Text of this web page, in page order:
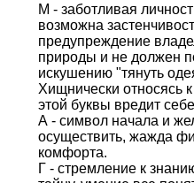
М - заботливая
возможна
предупреждение
природы и не должен
искушению "тянуть
Хищнически относясь
этой буквы вредит
А - символ начала и
осуществить, жажда
комфорта.
Г - стремление к